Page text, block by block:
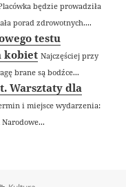
będzie prowadziła
porad zdrowotnych....
testu
kobiet Najczęściej przy
brane są bodźce...
Warsztaty dla
i miejsce wydarzenia: